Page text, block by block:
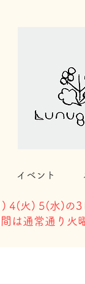
イベント
) 4(火) 5(水)の3
は通常通り火